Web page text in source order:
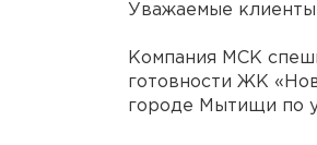
Уважаемые
Компания МСК
готовности ЖК
городе Мытищи по